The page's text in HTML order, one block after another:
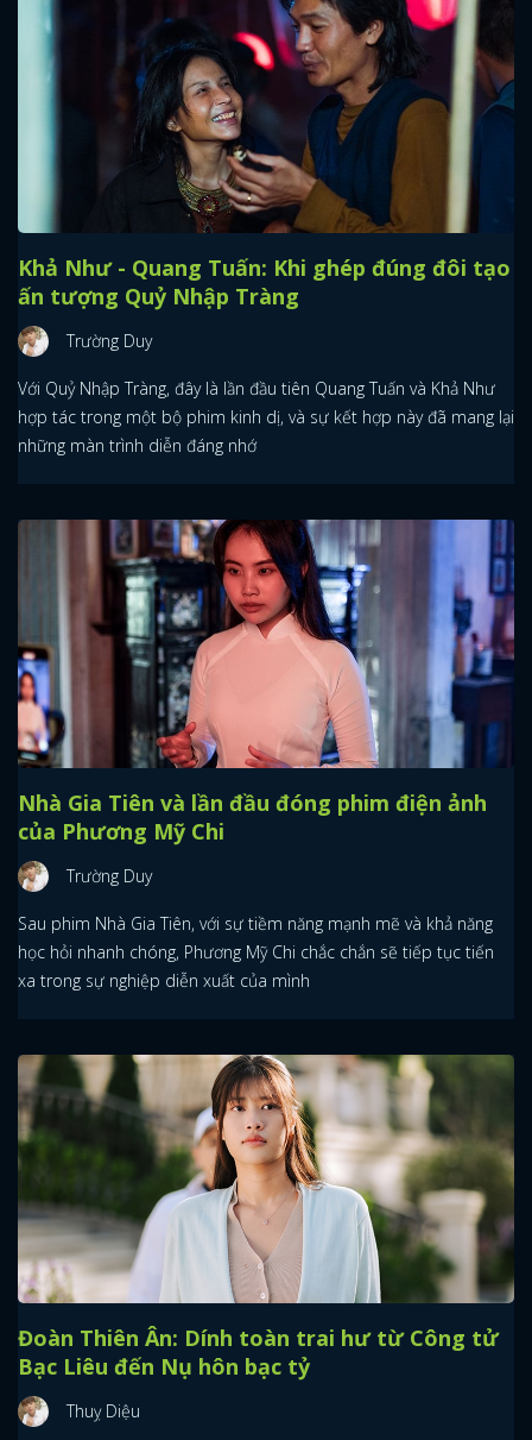
Khả Như - Quang Tuấn: Khi ghép đúng đôi tạo
ấn tượng Quỷ Nhập Tràng
Trường Duy
Với Quỷ Nhập Tràng, đây là lần đầu tiên Quang Tuấn và Khả Như
hợp tác trong một bộ phim kinh dị, và sự kết hợp này đã mang lại
những màn trình diễn đáng nhớ
Nhà Gia Tiên và lần đầu đóng phim điện ảnh
của Phương Mỹ Chi
Trường Duy
Sau phim Nhà Gia Tiên, với sự tiềm năng mạnh mẽ và khả năng
học hỏi nhanh chóng, Phương Mỹ Chi chắc chắn sẽ tiếp tục tiến
xa trong sự nghiệp diễn xuất của mình
Đoàn Thiên Ân: Dính toàn trai hư từ Công tử
Bạc Liêu đến Nụ hôn bạc tỷ
Thuỵ Diệu